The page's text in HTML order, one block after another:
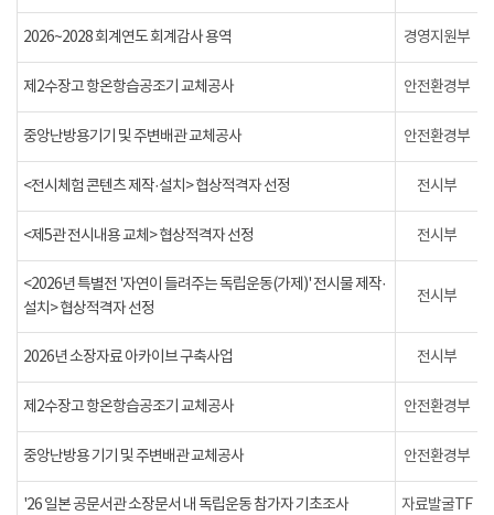
2026~2028 회계연도 회계감사 용역 경영지원부
제2수장고 항온항습공조기 교체공사 안전환경부
중앙난방용기기 및 주변배관 교체공사 안전환경부
<전시체험 콘텐츠 제작·설치> 협상적격자 선정 전시부
<제5관 전시내용 교체> 협상적격자 선정 전시부
<2026년 특별전 '자연이 들려주는 독립운동(가제)' 전시물 제작·
설치> 협상적격자 선정
전시부
2026년 소장자료 아카이브 구축사업 전시부
제2수장고 항온항습공조기 교체공사 안전환경부
중앙난방용 기기 및 주변배관 교체공사 안전환경부
'26 일본 공문서관 소장문서 내 독립운동 참가자 기초조사
자료발굴TF